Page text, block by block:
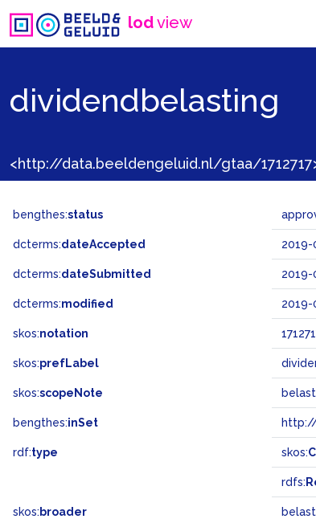
lodview
dividendbelasting
<http://data.beeldengeluid.nl/gtaa/
bengthes:status
dcterms:dateAccepted 2019-
dcterms:dateSubmitted 2019-
dcterms:modified 2019-
skos:notation
skos:prefLabel
skos:scopeNote
bengthes:inSet
rdf:type skos:
rdfs:
skos: broader